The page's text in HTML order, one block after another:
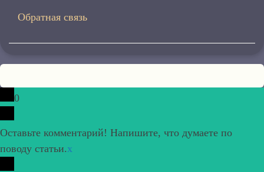
Обратная связь
0
Оставьте комментарий! Напишите, что думаете по
поводу статьи.x